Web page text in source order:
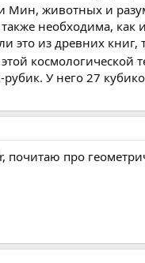
Мин, животных и
необходима,
это из древних
рубик. У него 27
почитаю про